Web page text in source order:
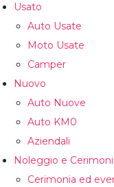
Usato
Auto Usate
Moto Usate
Camper
Nuovo
Auto Nuove
Auto KM0
Aziendali
Noleggio e
Cerimonia ed